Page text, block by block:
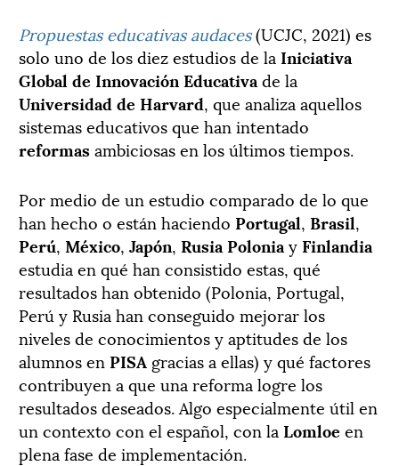
Propuestas educativas audaces(UCJC, 2021) es
solo uno de los diez estudios de la Iniciativa
Global de Innovación Educativa de la
Universidad de Harvard, que analiza aquellos
sistemas educativos que han intentado
reformasambiciosas en los últimos tiempos.
Por medio de un estudio comparado de lo que
han hecho o están haciendo Portugal, Brasil,
Perú, México, Japón, Rusia Polonia yFinlandia
estudia en qué han consistido estas, qué
resultados han obtenido (Polonia, Portugal,
Perú y Rusia han conseguido mejorar los
niveles de conocimientos y aptitudes de los
alumnos en PISA gracias a ellas) y qué factores
contribuyen a que una reforma logre los
resultados deseados. Algo especialmente útil en
un contexto con el español, con la Lomloe en
plena fase de implementación.